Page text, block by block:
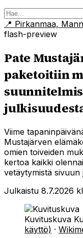
📍 Pirkanmaa,
flash-preview
Pate
paketoitiin
Viime
Mustajärven
omien toiveiden
kertoa kaikki
vetäytymistä sivuun
Julkaistu 8.7.2026
Kuvituskuva
käyttö) ·